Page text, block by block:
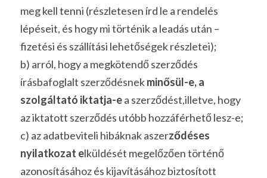
meg kell tenni (részletesen írd le a rendelés
lépéseit, és hogy mi történik a leadás után –
fizetési és szállítási lehetőségek részletei);
b) arról, hogy a megkötendő szerződés
írásbafoglalt szerződésnek minősül-e, a
szolgáltató iktatja-e a szerződést,illetve, hogy
az iktatott szerződés utóbb hozzáférhető lesz-e;
c) az adatbeviteli hibáknak aszerződéses
nyilatkozat elküldését megelőzően történő
azonosításához és kijavításához biztosított